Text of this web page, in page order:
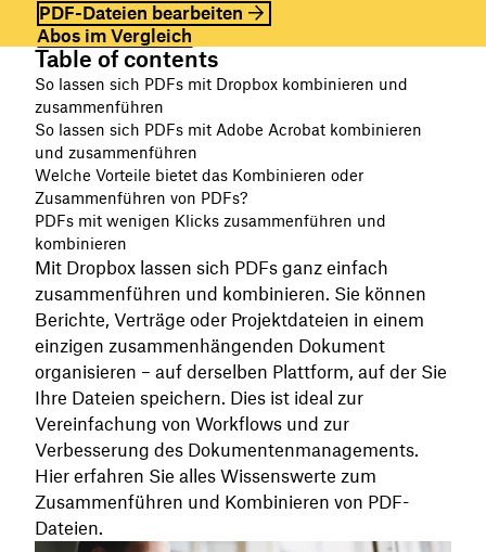
PDF-Dateien bearbeiten
Abos im Vergleich
Table of contents
So lassen sich PDFs mit Dropbox kombinieren und
zusammenführen
So lassen sich PDFs mit Adobe Acrobat kombinieren
und zusammenführen
Welche Vorteile bietet das Kombinieren oder
Zusammenführen von PDFs?
PDFs mit wenigen Klicks zusammenführen und
kombinieren
Mit Dropbox lassen sich PDFs ganz einfach
zusammenführen und kombinieren. Sie können
Berichte, Verträge oder Projektdateien in einem
einzigen zusammenhängenden Dokument
organisieren – auf derselben Plattform, auf der Sie
Ihre Dateien speichern. Dies ist ideal zur
Vereinfachung von Workflows und zur
Verbesserung des Dokumentenmanagements.
Hier erfahren Sie alles Wissenswerte zum
Zusammenführen und Kombinieren von PDF-
Dateien.